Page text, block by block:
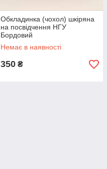
Обкладинка (чохол) шкіряна
на посвідчення НГУ
Бордовий
Немає в наявності
350 ₴